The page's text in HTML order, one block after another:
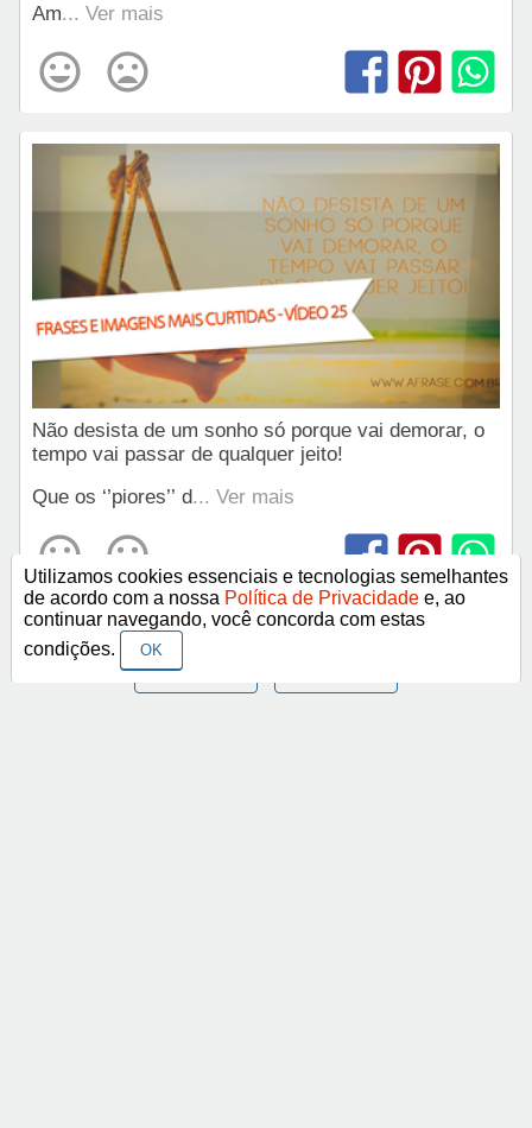
Am... Ver mais
Não desista de um sonho só porque vai demorar, o
tempo vai passar de qualquer jeito!
Que os ‘’piores’’ d... Ver mais
< Anterior
Utilizamos cookies essenciais e tecnologias semelhantes
de acordo com a nossa Política de Privacidade e, ao
continuar navegando, você concorda com estas
condições.
OK